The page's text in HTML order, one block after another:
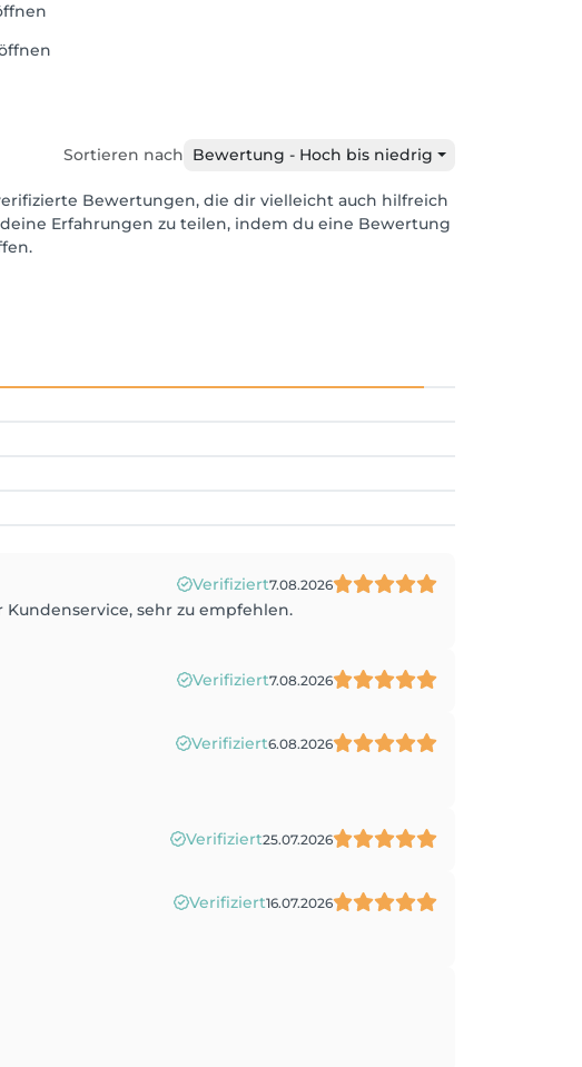
Sortieren nach Bewertung - Hoch bis niedrig
Bewertungen, die dir vielleicht auch hilfreich
Erfahrungen zu teilen, indem du eine Bewertung
Verifiziert7.08.2026
sehr zu empfehlen.
Verifiziert7.08.2026
Verifiziert6.08.2026
Verifiziert25.07.2026
Verifiziert16.07.2026